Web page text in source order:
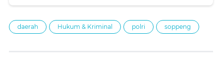
daerah Hukum & Kriminal polri soppeng